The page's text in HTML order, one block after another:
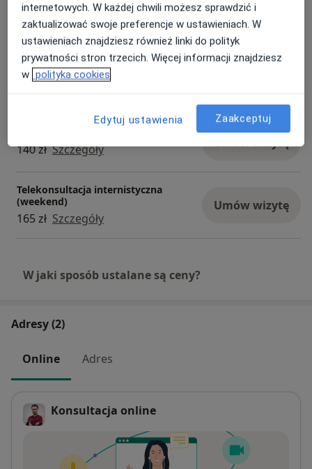
Endoskopia kapsułkowa
Od 3 800 zł Szczegóły Umów wizytę
Konsultacja telefoniczna - Internista
140 zł Szczegóły Umów wizytę
Telekonsultacja internistyczna
(weekend)
165 zł Szczegóły
Umów wizytę
W jaki sposób ustalane są ceny?
Adresy (2)
Online Adres
Konsultacja online
internetowych. W każdej chwili możesz sprawdzić i
zaktualizować swoje preferencje w ustawieniach. W
ustawieniach znajdziesz również linki do polityk
prywatności stron trzecich. Więcej informacji znajdziesz
w polityka cookies
Edytuj ustawienia Zaakceptuj